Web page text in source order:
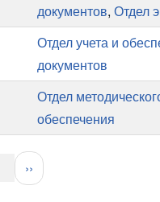
документов, Отдел
Отдел учета и
документов
Отдел
обеспечения
Следующая
страница
››